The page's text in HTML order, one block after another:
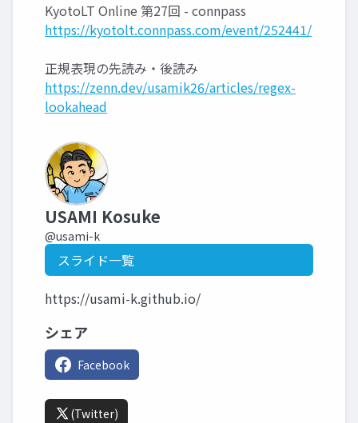
KyotoLT Online 第27回 - connpass
https://kyotolt.connpass.com/event/252441/
正規表現の先読み・後読み
https://zenn.dev/usamik26/articles/regex-
lookahead
USAMI Kosuke
@usami-k
スライド一覧
https://usami-k.github.io/
シェア
Facebook
(Twitter)